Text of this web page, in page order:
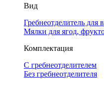
Вид
Гребнеотделитель для
Мялки для ягод,
Комплектация
С гребнеотделителем
Без гребнеотделителя